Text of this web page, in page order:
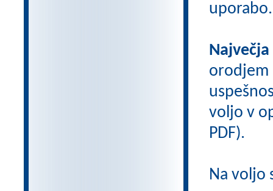
uporabo.
orodjem
voljo v
PDF).
Na voljo